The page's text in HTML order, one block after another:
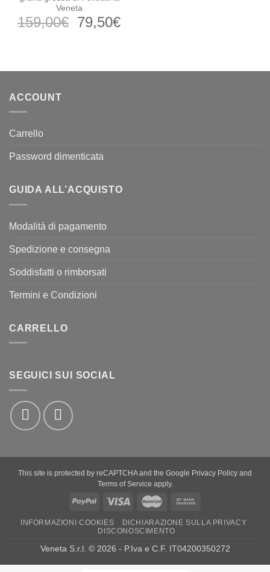
Veneta
159,00€ Il
79,50€Il
ACCOUNT
Carrello
Password dimenticata
GUIDA ALL’ACQUISTO
Modalità di pagamento
Spedizione e consegna
Soddisfatti o rimborsati
Termini e Condizioni
CARRELLO
SEGUICI SUI SOCIAL
This site is protected by reCAPTCHA and the Google Privacy Policy and
Terms of Service apply.
PayPal Visa MasterCard
INFORMAZIONI COOKIES
DICHIARAZIONE SULLA PRIVACY
DISCONOSCIMENTO
Veneta S.r.l. © 2026 - P.Iva e C.F. IT04200350272